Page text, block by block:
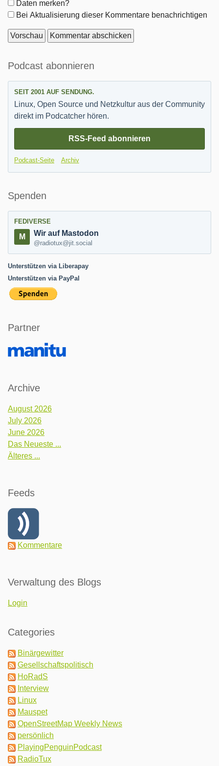
Formular-
Optionen
Daten merken?
Bei Aktualisierung dieser Kommentare benachrichtigen
Seitenleiste
Podcast abonnieren
SEIT 2001 AUF SENDUNG.
Linux, Open Source und Netzkultur aus der Community
direkt im Podcatcher hören.
RSS-Feed abonnieren
Podcast-Seite Archiv
Spenden
FEDIVERSE
Wir auf Mastodon
@radiotux@jit.social
Unterstützen via Liberapay
Unterstützen via PayPal
Partner
Archive
August 2026
July 2026
June 2026
Das Neueste ...
Älteres ...
Feeds
Kommentare
Verwaltung des Blogs
Login
Categories
Binärgewitter
Gesellschaftspolitisch
HoRadS
Interview
Linux
Mauspet
OpenStreetMap Weekly News
persönlich
PlayingPenguinPodcast
RadioTux